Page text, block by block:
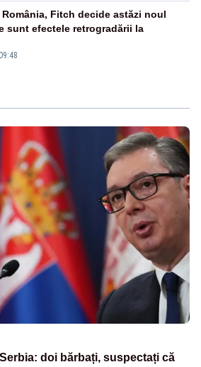
Fitch decide astăzi noul
sunt efectele retrogradării la
doi bărbați, suspectați că